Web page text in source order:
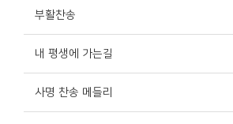
부활찬송
내 평생에 가는길
사명 찬송 메들리